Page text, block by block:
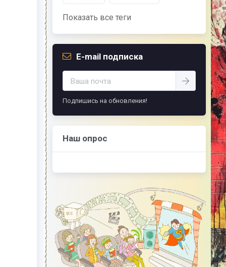
никогда не бывает полезен никому, кроме
Показать все теги
E-mail подписка
Подпишись на обновления!
Наш опрос